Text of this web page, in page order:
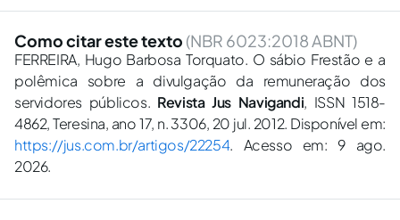
Como citar este texto (NBR 6023:2018 ABNT)
FERREIRA, Hugo Barbosa Torquato. O sábio Frestão e a
polêmica sobre a divulgação da remuneração dos
servidores públicos. Revista Jus Navigandi, ISSN 1518-
4862, Teresina, ano 17, n. 3306, 20 jul. 2012. Disponível em:
https://jus.com.br/artigos/22254. Acesso em: 9 ago.
2026.